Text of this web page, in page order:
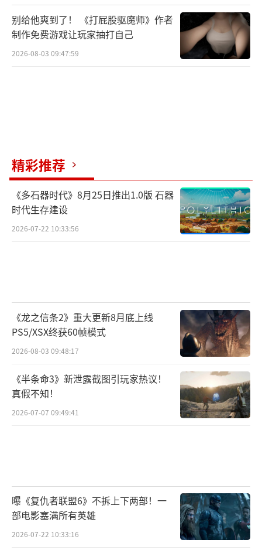
别给他爽到了！ 《打屁股驱魔师》作者
制作免费游戏让玩家抽打自己
2026-08-03 09:47:59
精彩推荐
《多石器时代》8月25日推出1.0版 石器
时代生存建设
2026-07-22 10:33:56
《龙之信条2》重大更新8月底上线
PS5/XSX终获60帧模式
2026-08-03 09:48:17
《半条命3》新泄露截图引玩家热议！
真假不知！
2026-07-07 09:49:41
曝《复仇者联盟6》不拆上下两部！一
部电影塞满所有英雄
2026-07-22 10:33:16